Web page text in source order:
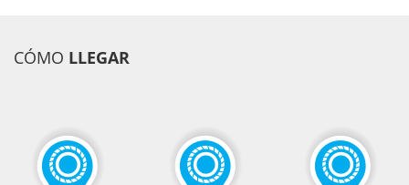
CÓMO LLEGAR